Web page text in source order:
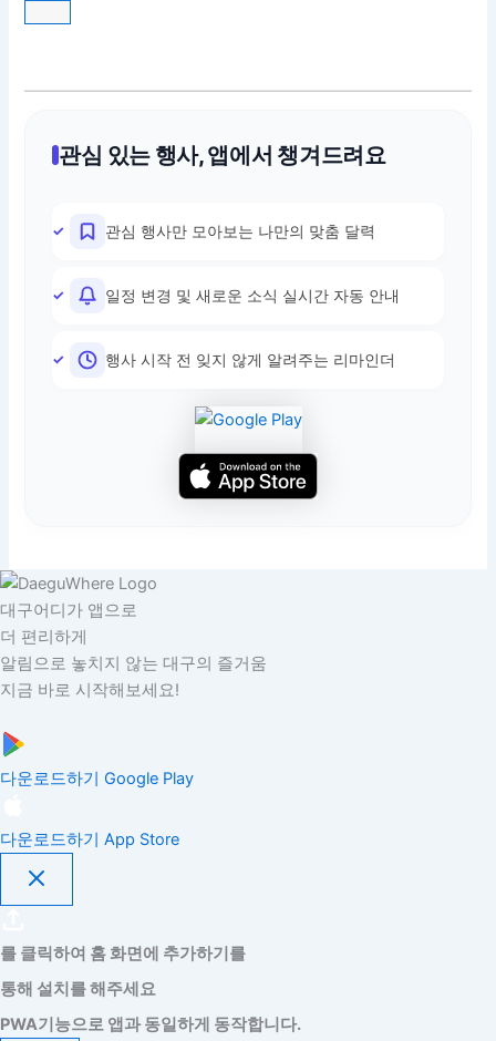
관심 있는 행사, 앱에서 챙겨드려요
관심 행사만 모아보는 나만의 맞춤 달력
일정 변경 및 새로운 소식 실시간 자동 안내
행사 시작 전 잊지 않게 알려주는 리마인더
대구어디가 앱으로
더 편리하게
알림으로 놓치지 않는 대구의 즐거움
지금 바로 시작해보세요!
다운로드하기 Google Play
다운로드하기 App Store
를 클릭하여 홈 화면에 추가하기를
통해 설치를 해주세요
PWA기능으로 앱과 동일하게 동작합니다.